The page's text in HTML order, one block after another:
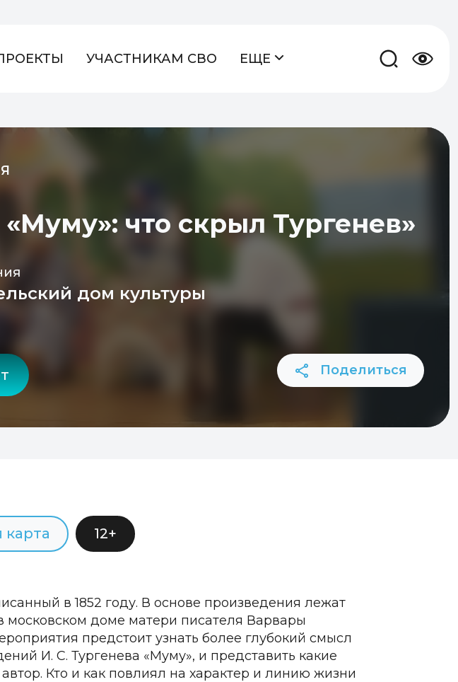
УЧАСТНИКАМ СВО ЕЩЕ
что скрыл Тургенев»
дом культуры
Поделиться
12+
в 1852 году. В основе произведения лежат
доме матери писателя Варвары
предстоит узнать более глубокий смысл
И. С. Тургенева «Муму», и представить какие
Кто и как повлиял на характер и линию жизни